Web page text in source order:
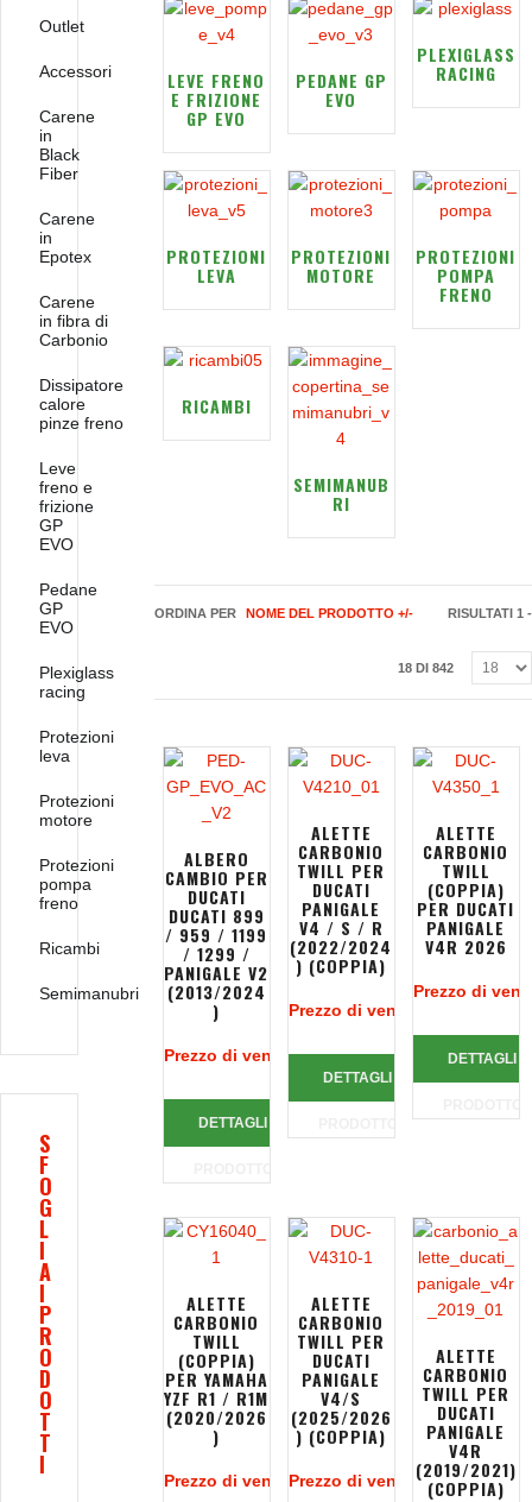
LEVE FRENO
E FRIZIONE
GP EVO
PEDANE GP
EVO
PLEXIGLASS
RACING
PROTEZIONI
LEVA
PROTEZIONI
MOTORE
PROTEZIONI
POMPA
FRENO
RICAMBI
SEMIMANUB
RI
ORDINA PER NOME DEL PRODOTTO +/- RISULTATI 1 -
18 DI 842
ALBERO
CAMBIO PER
DUCATI
DUCATI 899
/ 959 / 1199
/ 1299 /
PANIGALE V2
(2013/2024
)
Prezzo di vendita:51,21 €
DETTAGLI
ALETTE
CARBONIO
TWILL PER
DUCATI
PANIGALE
V4 / S / R
(2022/2024
) (COPPIA)
Prezzo di vendita:
DETTAGLI
ALETTE
CARBONIO
TWILL
(COPPIA)
PER DUCATI
PANIGALE
V4R 2026
Prezzo di
DETTAGLI
ALETTE
CARBONIO
TWILL
(COPPIA)
PER YAMAHA
YZF R1 / R1M
(2020/2026
)
Prezzo di vendita:773,00 €
ALETTE
CARBONIO
TWILL PER
DUCATI
PANIGALE
V4/S
(2025/2026
) (COPPIA)
Prezzo di vendita:955,50 €
ALETTE
CARBONIO
TWILL PER
DUCATI
PANIGALE
V4R
(2019/2021)
(COPPIA)
Outlet
Accessori
Carene
in
Black
Fiber
Carene
in
Epotex
Carene
in fibra di
Carbonio
Dissipatore
calore
pinze freno
Leve
freno e
frizione
GP
EVO
Pedane
GP
EVO
Plexiglass
racing
Protezioni
leva
Protezioni
motore
Protezioni
pompa
freno
Ricambi
Semimanubri
S
F
O
G
L
I
A
I
P
R
O
D
O
T
T
I